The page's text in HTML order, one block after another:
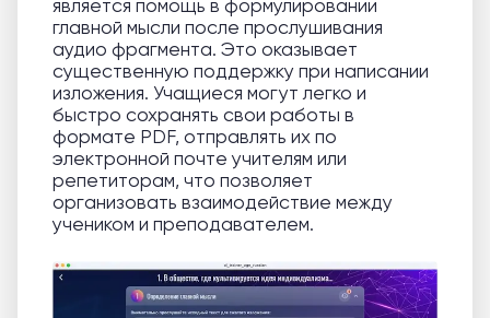
является помощь в формулировании
главной мысли после прослушивания
аудио фрагмента. Это оказывает
существенную поддержку при написании
изложения. Учащиеся могут легко и
быстро сохранять свои работы в
формате PDF, отправлять их по
электронной почте учителям или
репетиторам, что позволяет
организовать взаимодействие между
учеником и преподавателем.